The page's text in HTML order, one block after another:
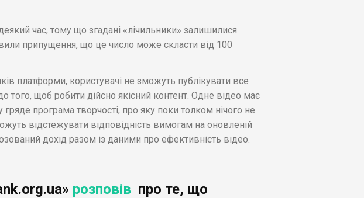
час, тому що згадані «лічильники» залишилися
припущення, що це число може скласти від 100
платформи, користувачі не зможуть публікувати все
того, щоб робити дійсно якісний контент. Одне відео має
програма творчості, про яку поки толком нічого не
відстежувати відповідність вимогам на оновленій
дохід разом із даними про ефективність відео.
розповів про те, що